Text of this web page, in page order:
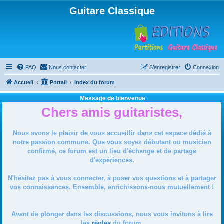
Guitare Classique
FAQ Nous contacter Connexion
S’enregistrer
Accueil Portail Index du forum
Message de bienvenue
Chers amis guitaristes,
Nous avons le plaisir de vous accueillir dans cet espace dédié à
notre passion commune. Que vous soyez débutant ou musicien
confirmé, ce forum est un lieu d'échange et de partage
d'expériences.
N'hésitez pas à vous connecter, à poser vos questions et à partager
vos connaissances. Ensemble, enrichissons-nous mutuellement !
Avant de plonger dans les discussions, nous vous invitons à lire